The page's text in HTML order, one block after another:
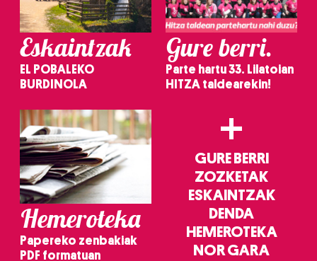
Eskaintzak
EL POBALEKO
BURDINOLA
Gure berri.
Parte hartu 33. Lilatoian
HITZA taldearekin!
Hemeroteka
Papereko zenbakiak
PDF formatuan
+
GURE BERRI
ZOZKETAK
ESKAINTZAK
DENDA
HEMEROTEKA
NOR GARA